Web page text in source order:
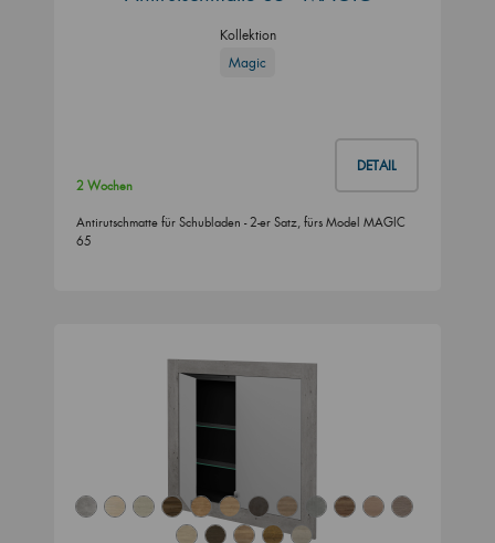
Kollektion
Magic
DETAIL
2 Wochen
Antirutschmatte für Schubladen - 2-er Satz, fürs Model MAGIC
65